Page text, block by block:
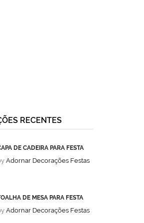
RECENTES
DE CADEIRA PARA FESTA
Adornar Decorações Festas
DE MESA PARA FESTA
Adornar Decorações Festas